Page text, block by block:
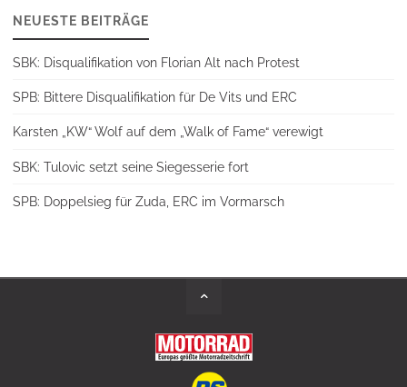
NEUESTE BEITRÄGE
SBK: Disqualifikation von Florian Alt nach Protest
SPB: Bittere Disqualifikation für De Vits und ERC
Karsten „KW“ Wolf auf dem „Walk of Fame“ verewigt
SBK: Tulovic setzt seine Siegesserie fort
SPB: Doppelsieg für Zuda, ERC im Vormarsch
Back